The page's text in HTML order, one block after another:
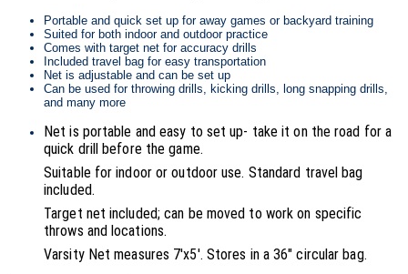
Portable and quick set up for away games or backyard training
Suited for both indoor and outdoor practice
Comes with target net for accuracy drills
Included travel bag for easy transportation
Net is adjustable and can be set up
Can be used for throwing drills, kicking drills, long snapping drills,
and many more
Net is portable and easy to set up- take it on the road for a
quick drill before the game.
Suitable for indoor or outdoor use. Standard travel bag
included.
Target net included; can be moved to work on specific
throws and locations.
Varsity Net measures 7'x5'. Stores in a 36" circular bag.